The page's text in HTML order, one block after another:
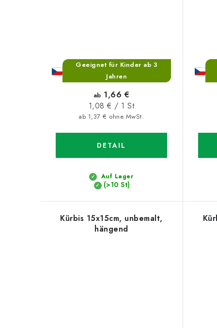
Geeignet für Kinder ab 3
Jahren
Auf Lager
(>10 St)
ab 1,37 € ohne MwSt.
ab 1,66 €
Verkaufspreis:
1,08 € / 1 St
DETAIL
Kürbis 15x15cm, unbemalt,
hängend